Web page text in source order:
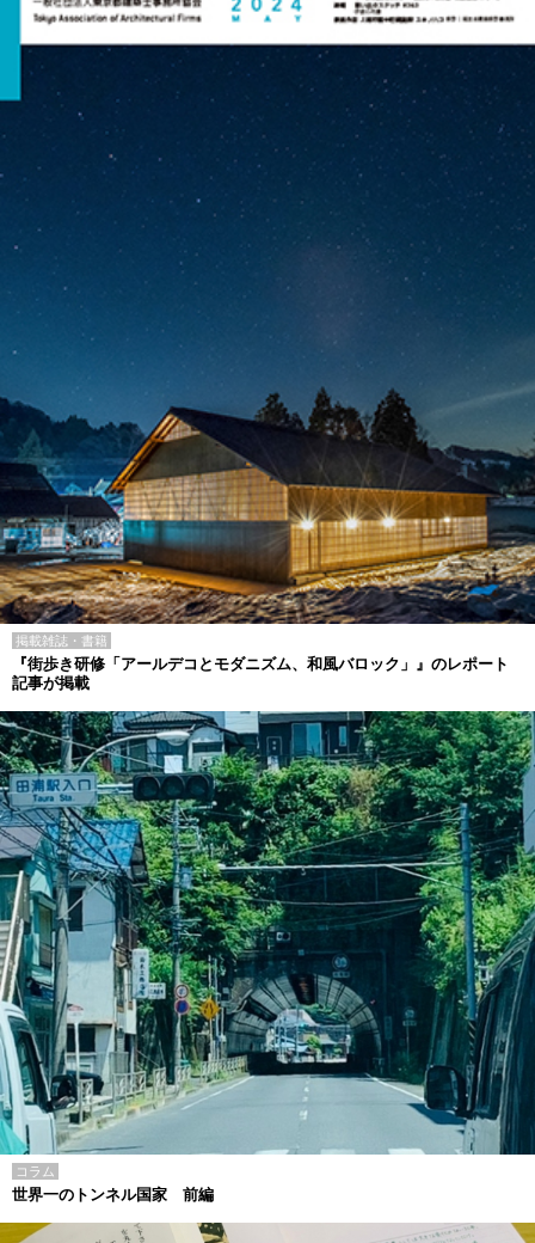
掲載雑誌・書籍
『街歩き研修「アールデコとモダニズム、和風バロック」』のレポート
記事が掲載
コラム
世界一のトンネル国家 前編